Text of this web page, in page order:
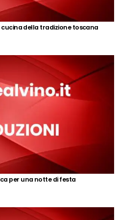
della tradizione toscana
per una notte di festa